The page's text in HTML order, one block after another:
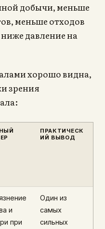
добычи, меньше
меньше отходов
давление на
хорошо видна,
зрения
ПРАКТИЧЕСК
ИЙ ВЫВОД
и
при
Один из
самых
сильных